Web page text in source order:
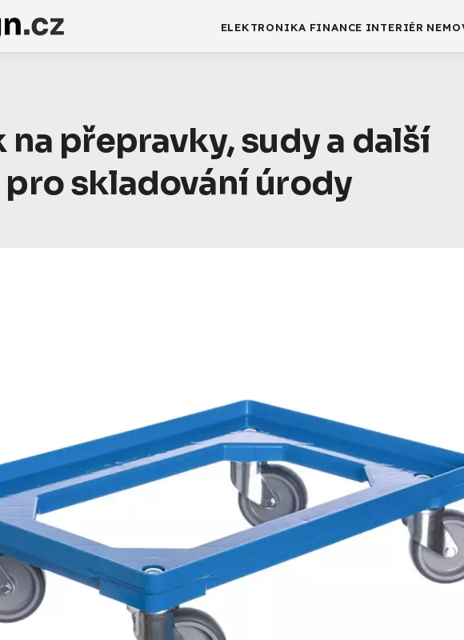
ELEKTRONIKA FINANCE INTERIÉR
na přepravky, sudy a další
skladování úrody